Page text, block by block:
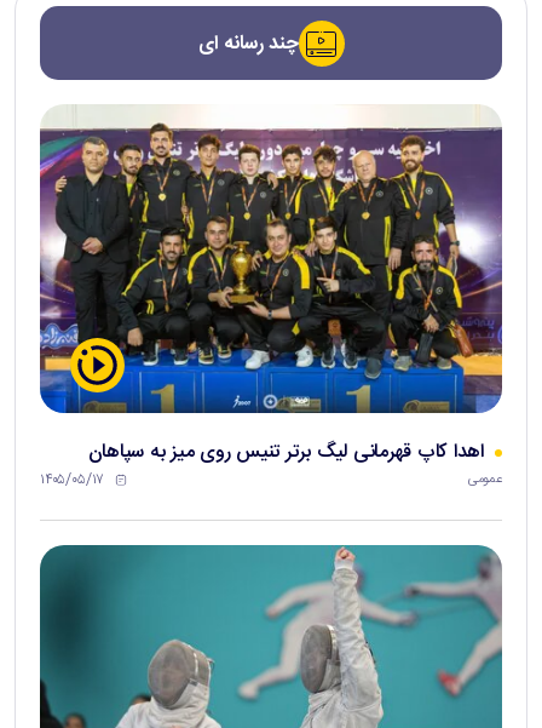
چند رسانه ای
اهدا کاپ قهرمانی لیگ برتر تنیس روی میز به سپاهان
عمومی ۱۴۰۵/۰۵/۱۷